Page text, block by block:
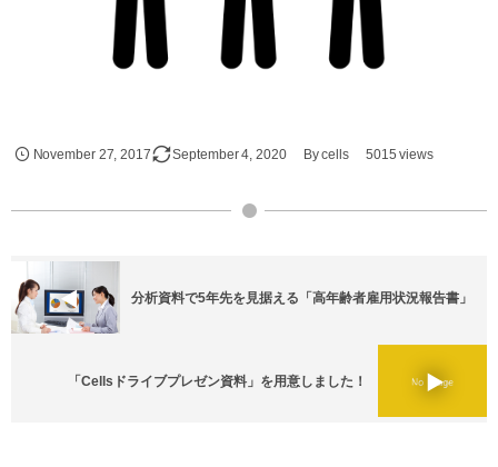
November 27,2017 September 4,2020 Bycells 5015 views
分析資料で5年先を見据える「高年齢者雇用状況報告書」
「Cellsドライブプレゼン資料」を用意しました！